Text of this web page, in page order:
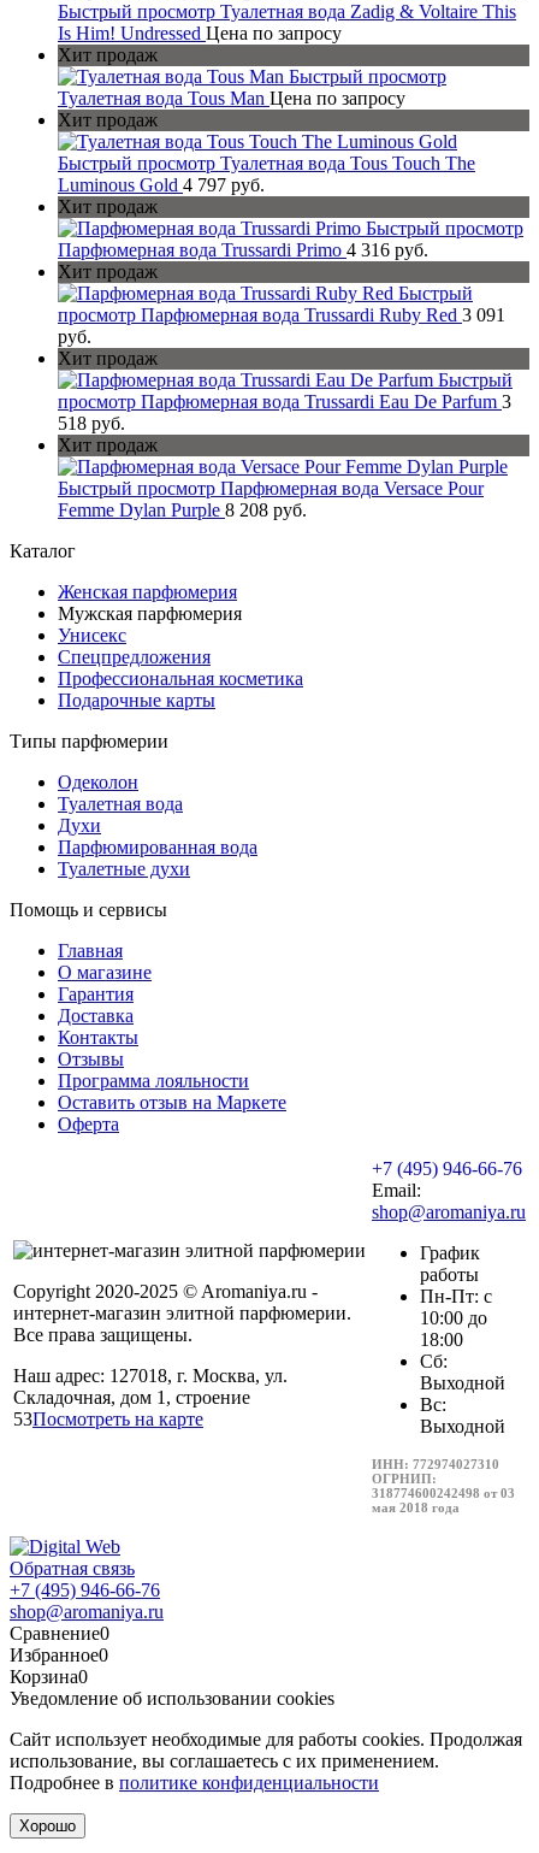
Быстрый просмотр Туалетная вода Zadig & Voltaire This
Is Him! Undressed Цена по запросу
Хит продаж
Быстрый просмотр
Туалетная вода Tous Man Цена по запросу
Хит продаж
Быстрый просмотр Туалетная вода Tous Touch The
Luminous Gold 4 797 руб.
Хит продаж
Быстрый просмотр
Парфюмерная вода Trussardi Primo 4 316 руб.
Хит продаж
Быстрый
просмотр Парфюмерная вода Trussardi Ruby Red 3 091
руб.
Хит продаж
Быстрый
просмотр Парфюмерная вода Trussardi Eau De Parfum 3
518 руб.
Хит продаж
Быстрый просмотр Парфюмерная вода Versace Pour
Femme Dylan Purple 8 208 руб.
Каталог
Женская парфюмерия
Мужская парфюмерия
Унисекс
Спецпредложения
Профессиональная косметика
Подарочные карты
Типы парфюмерии
Одеколон
Туалетная вода
Духи
Парфюмированная вода
Туалетные духи
Помощь и сервисы
Главная
О магазине
Гарантия
Доставка
Контакты
Отзывы
Программа лояльности
Оставить отзыв на Маркете
Оферта
Copyright 2020-2025 © Aromaniya.ru -
интернет-магазин элитной парфюмерии.
Все права защищены.
Наш адрес: 127018, г. Москва, ул.
Складочная, дом 1, строение
53Посмотреть на карте
+7 (495) 946-66-76
Email:
shop@aromaniya.ru
График
работы
Пн-Пт: с
10:00 до
18:00
Сб:
Выходной
Вс:
Выходной
ИНН: 772974027310
ОГРНИП:
318774600242498 от 03
мая 2018 года
Обратная связь
+7 (495) 946-66-76
shop@aromaniya.ru
Сравнение0
Избранное0
Корзина0
Уведомление об использовании cookies
Сайт использует необходимые для работы cookies. Продолжая
использование, вы соглашаетесь с их применением.
Подробнее в политике конфиденциальности
Хорошо